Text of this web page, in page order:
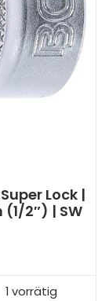
Lock |
2″) | SW
1 vorrätig